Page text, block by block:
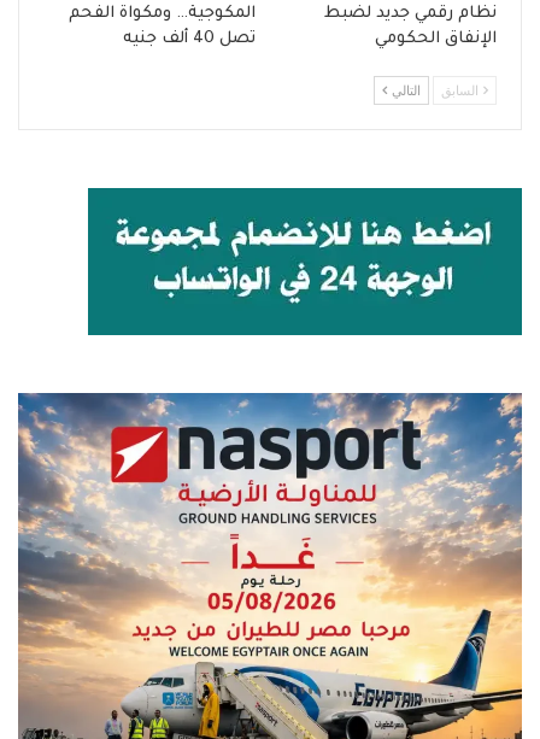
نظام رقمي جديد لضبط
الإنفاق الحكومي
المكوجية… ومكواة الفحم
تصل 40 ألف جنيه
السابق التالي